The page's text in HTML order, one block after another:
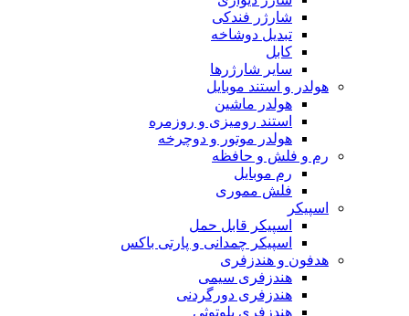
شارژر فندکی
تبدیل دوشاخه
کابل
سایر شارژرها
هولدر و استند موبایل
هولدر ماشین
استند رومیزی و روزمره
هولدر موتور و دوچرخه
رم و فلش و حافظه
رم موبایل
فلش مموری
اسپیکر
اسپیکر قابل حمل
اسپیکر چمدانی و پارتی باکس
هدفون و هندزفری
هندزفری سیمی
هندزفری دورگردنی
هندزفری بلوتوثی